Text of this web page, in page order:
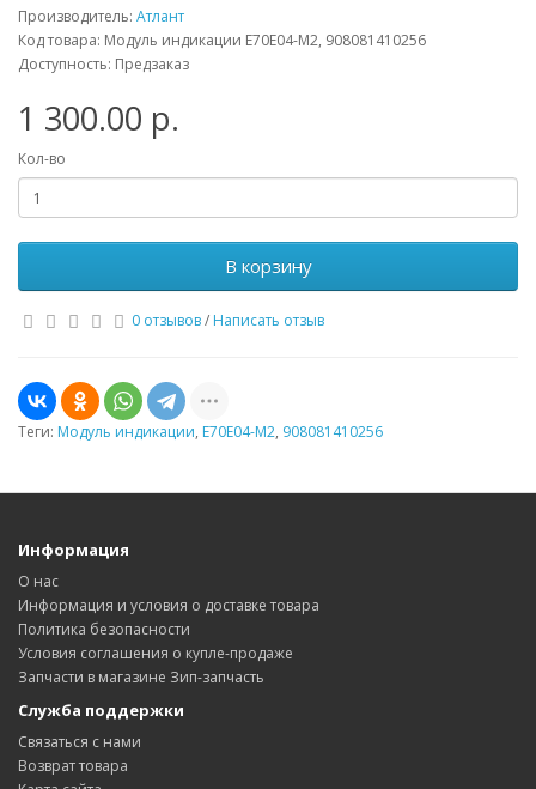
Производитель: Атлант
Код товара: Модуль индикации Е70Е04-М2, 908081410256
Доступность: Предзаказ
1 300.00 р.
Кол-во
В корзину
0 отзывов/ Написать отзыв
Теги: Модуль индикации, Е70Е04-М2, 908081410256
Информация
О нас
Информация и условия о доставке товара
Политика безопасности
Условия соглашения о купле-продаже
Запчасти в магазине Зип-запчасть
Служба поддержки
Связаться с нами
Возврат товара